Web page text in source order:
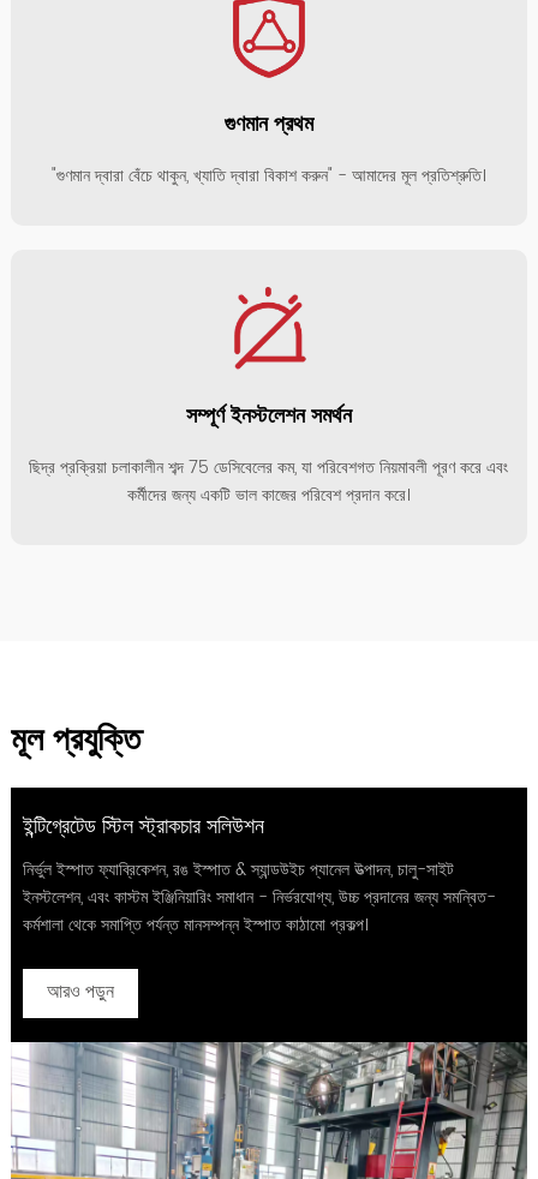
গুণমান প্রথম
"গুণমান দ্বারা বেঁচে থাকুন, খ্যাতি দ্বারা বিকাশ করুন" - আমাদের মূল প্রতিশ্রুতি।
সম্পূর্ণ ইনস্টলেশন সমর্থন
ছিদ্র প্রক্রিয়া চলাকালীন শব্দ 75 ডেসিবেলের কম, যা পরিবেশগত নিয়মাবলী পূরণ করে এবং
কর্মীদের জন্য একটি ভাল কাজের পরিবেশ প্রদান করে।
মূল প্রযুক্তি
ইন্টিগ্রেটেড স্টিল স্ট্রাকচার সলিউশন
নির্ভুল ইস্পাত ফ্যাব্রিকেশন, রঙ ইস্পাত & স্যান্ডউইচ প্যানেল উত্পাদন, চালু-সাইট
ইনস্টলেশন, এবং কাস্টম ইঞ্জিনিয়ারিং সমাধান - নির্ভরযোগ্য, উচ্চ প্রদানের জন্য সমন্বিত-
কর্মশালা থেকে সমাপ্তি পর্যন্ত মানসম্পন্ন ইস্পাত কাঠামো প্রকল্প।
আরও পড়ুন